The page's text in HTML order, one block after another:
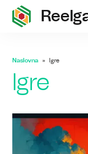
Naslovna Igre
Igre